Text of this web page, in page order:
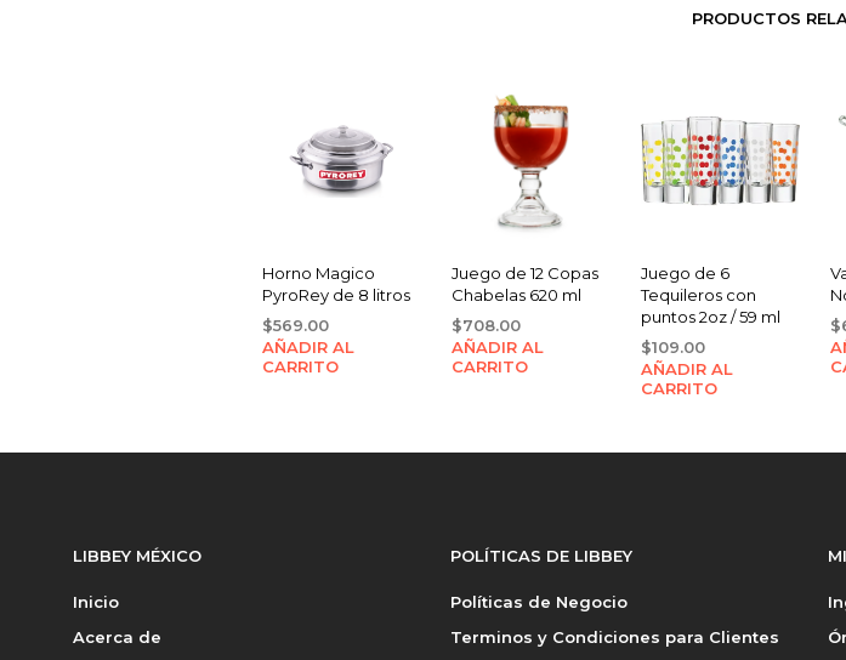
PRODUCTOS
Horno Magico
PyroRey de 8 litros
$569.00
AÑADIR AL
CARRITO
Juego de 12 Copas
Chabelas 620 ml
$708.00
AÑADIR AL
CARRITO
Juego de 6
Tequileros con
puntos 2oz / 59 ml
$109.00
AÑADIR AL
CARRITO
$
LIBBEY MÉXICO
Inicio
Acerca de
POLÍTICAS DE LIBBEY
Políticas de Negocio
Terminos y Condiciones para Clientes